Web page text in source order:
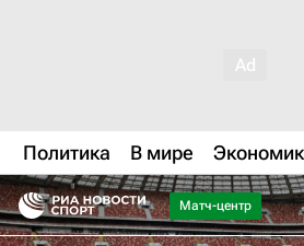
Политика В мире
Матч-центр